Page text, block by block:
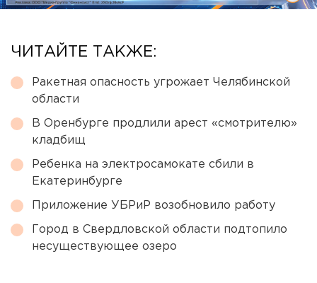
ЧИТАЙТЕ ТАКЖЕ:
Ракетная опасность угрожает Челябинской
области
В Оренбурге продлили арест «смотрителю»
кладбищ
Ребенка на электросамокате сбили в
Екатеринбурге
Приложение УБРиР возобновило работу
Город в Свердловской области подтопило
несуществующее озеро